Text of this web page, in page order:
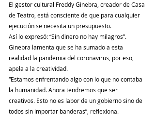
El gestor cultural Freddy Ginebra, creador de Casa
de Teatro, está consciente de que para cualquier
ejecución se necesita un presupuesto.
Así lo expresó: “Sin dinero no hay milagros”.
Ginebra lamenta que se ha sumado a esta
realidad la pandemia del coronavirus, por eso,
apela a la creatividad.
“Estamos enfrentando algo con lo que no contaba
la humanidad. Ahora tendremos que ser
creativos. Esto no es labor de un gobierno sino de
todos sin importar banderas”, reflexiona.